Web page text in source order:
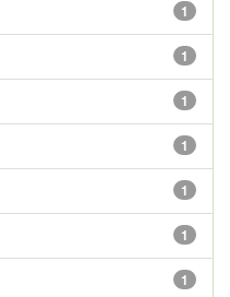
1
1
1
1
1
1
1